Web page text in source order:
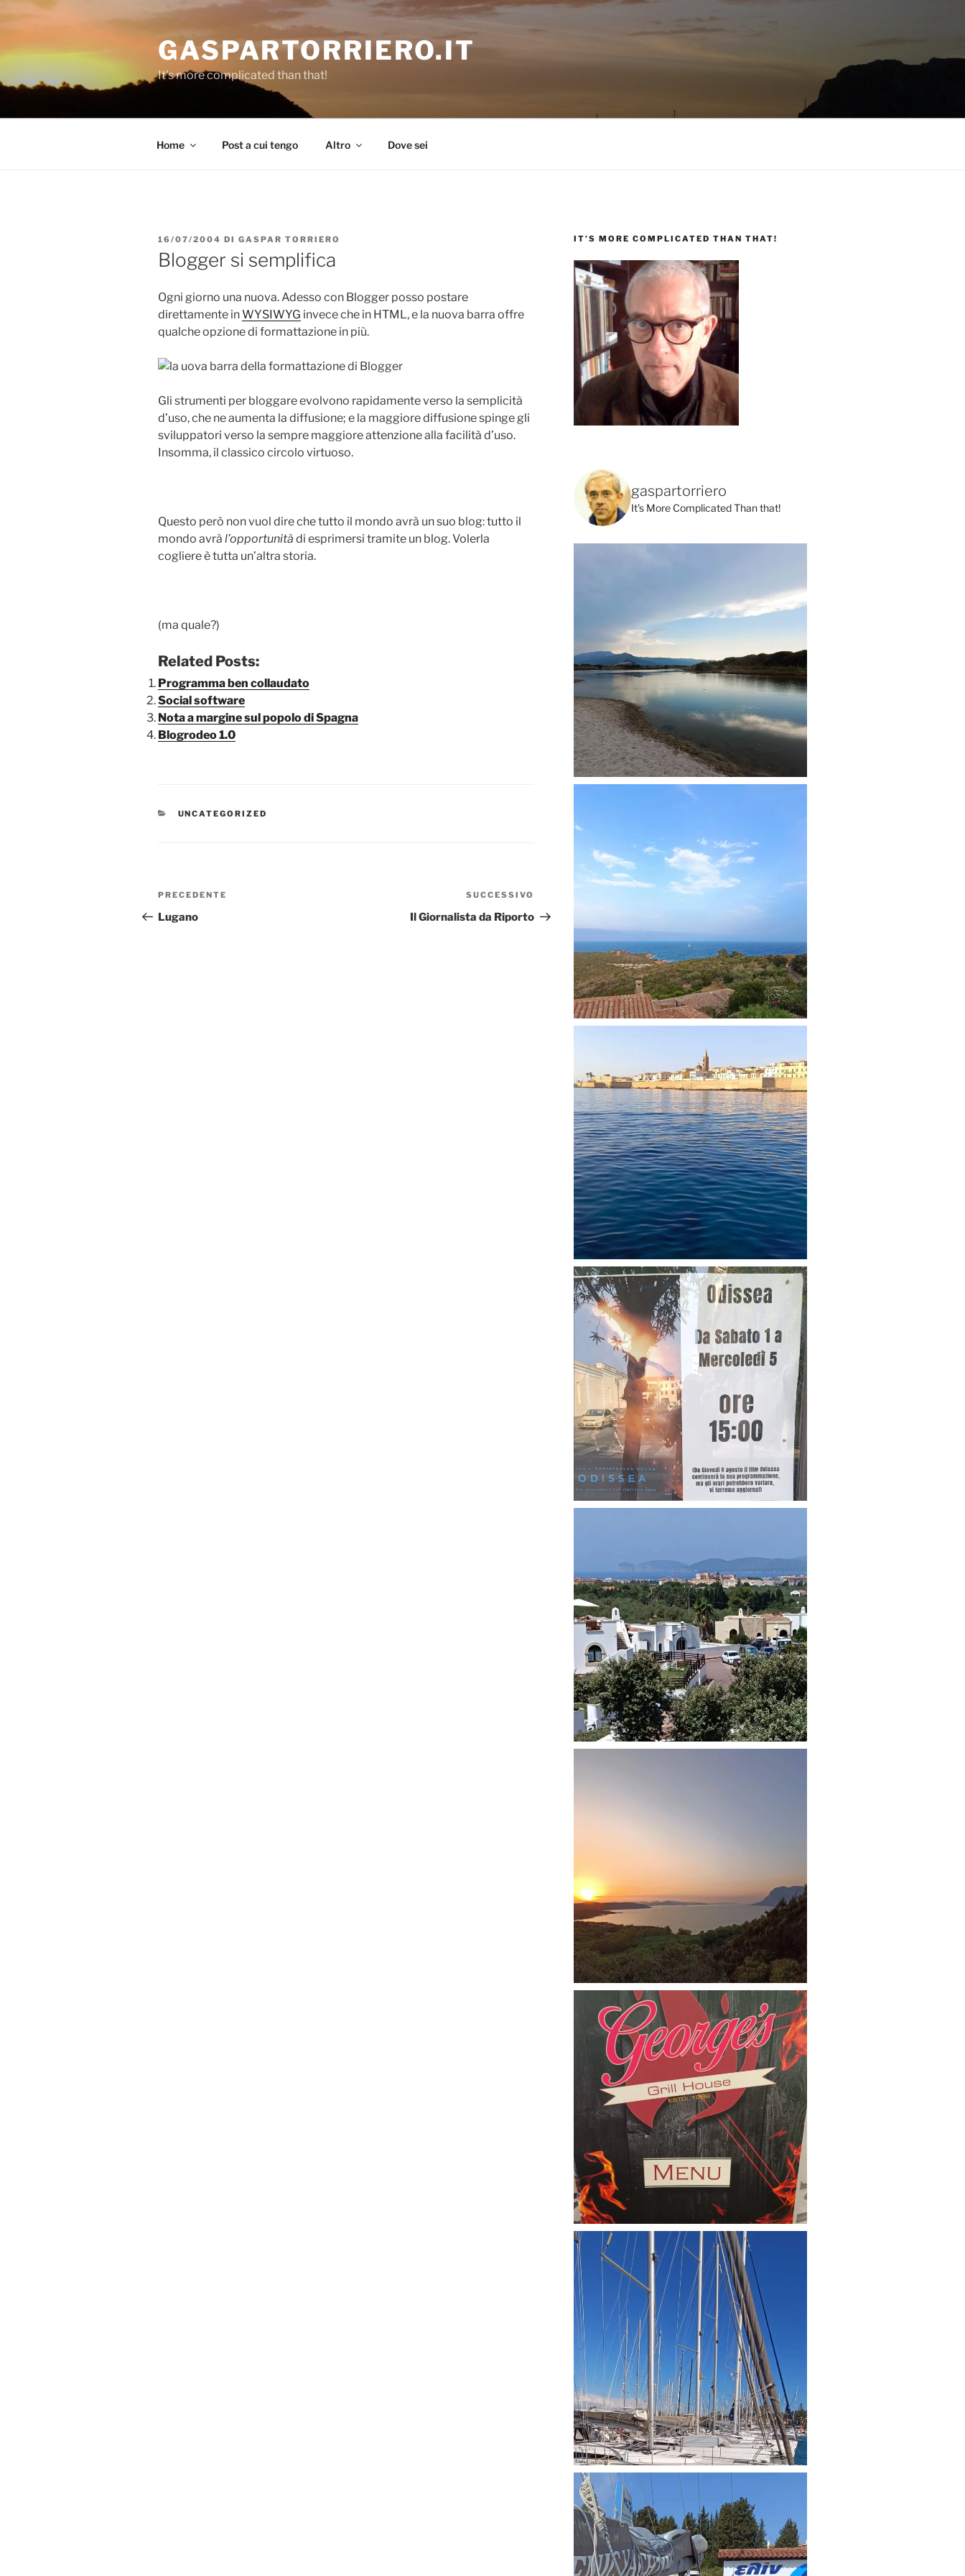
GASPARTORRIERO.IT
It's more complicated than that!
Home Post a cui tengo Altro Dove sei
PUBBLICATO
IL
16/07/2004 DI GASPAR TORRIERO
Blogger si semplifica
Ogni giorno una nuova. Adesso con Blogger posso postare
direttamente inWYSIWYG invece che in HTML, e la nuova barra offre
qualche opzione di formattazione in più.
Gli strumenti per bloggare evolvono rapidamente verso la semplicità
d’uso, che ne aumenta la diffusione; e la maggiore diffusione spinge gli
sviluppatori verso la sempre maggiore attenzione alla facilità d’uso.
Insomma, il classico circolo virtuoso.
Questo però non vuol dire che tutto il mondo avrà un suo blog: tutto il
mondo avrà l’opportunità di esprimersi tramite un blog. Volerla
cogliere è tutta un’altra storia.
(ma quale?)
Related Posts:
Programma ben collaudato
Social software
Nota a margine sul popolo di Spagna
Blogrodeo 1.0
CATEGORIE
UNCATEGORIZED
Navigazione
articoli
Articolo
precedente:
PRECEDENTE
Lugano
successivo
SUCCESSIVO
Il Giornalista da Riporto
IT’S MORE COMPLICATED THAN THAT!
gaspartorriero
It's More Complicated Than that!